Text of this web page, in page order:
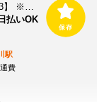
株式会社ビッグワーク 採用センター【BW03】 ※立川エリア
払いOK
駅
費